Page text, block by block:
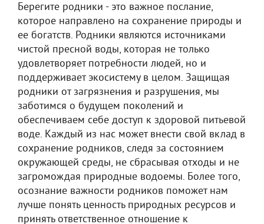
Берегите родники - это важное послание,
которое направлено на сохранение природы и
ее богатств. Родники являются источниками
чистой пресной воды, которая не только
удовлетворяет потребности людей, но и
поддерживает экосистему в целом. Защищая
родники от загрязнения и разрушения, мы
заботимся о будущем поколений и
обеспечиваем себе доступ к здоровой питьевой
воде. Каждый из нас может внести свой вклад в
сохранение родников, следя за состоянием
окружающей среды, не сбрасывая отходы и не
загромождая природные водоемы. Более того,
осознание важности родников поможет нам
лучше понять ценность природных ресурсов и
принять ответственное отношение к